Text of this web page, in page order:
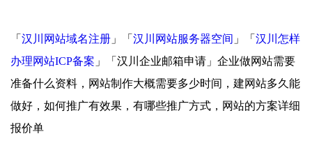
「 汉川网站域名注册 」「 汉川网站服务器空间 」「 汉川怎样
办理网站ICP备案 」「汉川企业邮箱申请」企业做网站需要
准备什么资料，网站制作大概需要多少时间，建网站多久能
做好，如何推广有效果，有哪些推广方式，网站的方案详细
报价单